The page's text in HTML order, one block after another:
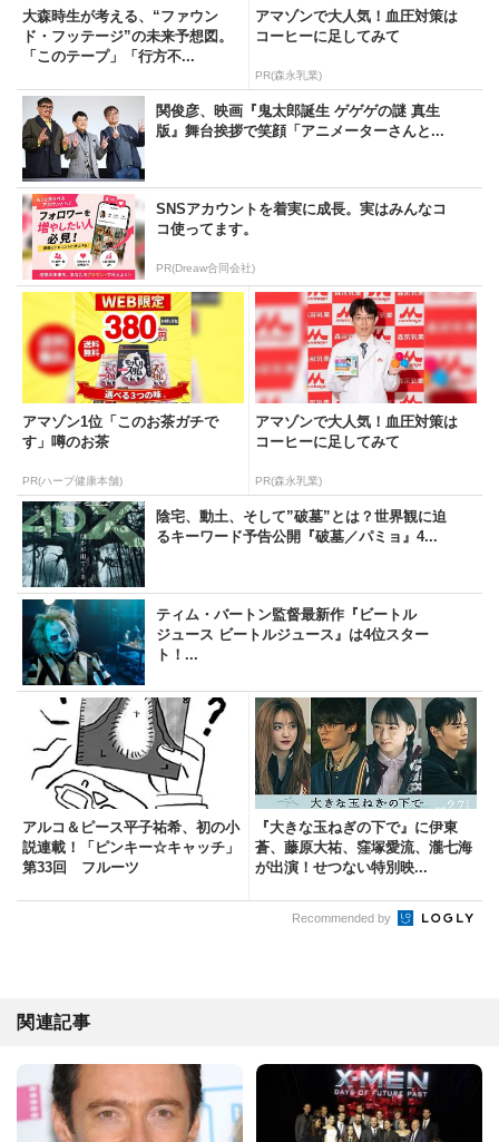
大森時生が考える、“ファウン
ド・フッテージ”の未来予想図。
「このテープ」「行方不...
アマゾンで大人気！血圧対策は
コーヒーに足してみて
PR(森永乳業)
関俊彦、映画『鬼太郎誕生 ゲゲゲの謎 真生
版』舞台挨拶で笑顔「アニメーターさんと...
SNSアカウントを着実に成長。実はみんなコ
コ使ってます。
PR(Dreaw合同会社)
アマゾン1位「このお茶ガチで
す」噂のお茶
PR(ハーブ健康本舗)
アマゾンで大人気！血圧対策は
コーヒーに足してみて
PR(森永乳業)
陰宅、動土、そして”破墓”とは？世界観に迫
るキーワード予告公開『破墓／パミョ』4...
ティム・バートン監督最新作『ビートル
ジュース ビートルジュース』は4位スター
ト！...
アルコ＆ピース平子祐希、初の小
説連載！「ピンキー☆キャッチ」
第33回 フルーツ
『大きな玉ねぎの下で』に伊東
蒼、藤原大祐、窪塚愛流、瀧七海
が出演！せつない特別映...
Recommended by
関連記事